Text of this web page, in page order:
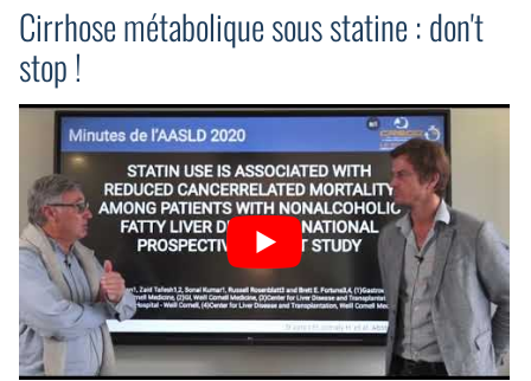
Cirrhose métabolique sous statine : don't
stop !